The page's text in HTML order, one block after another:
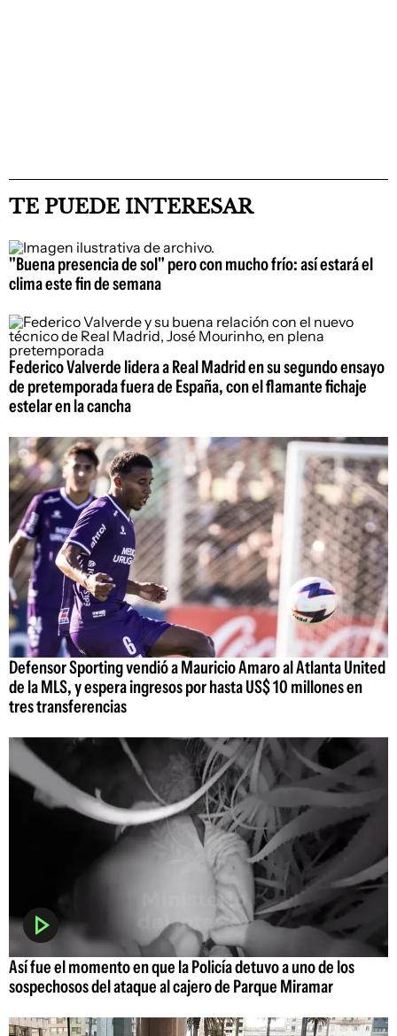
TE PUEDE INTERESAR
"Buena presencia de sol" pero con mucho frío: así estará el
clima este fin de semana
Federico Valverde lidera a Real Madrid en su segundo ensayo
de pretemporada fuera de España, con el flamante fichaje
estelar en la cancha
Defensor Sporting vendió a Mauricio Amaro al Atlanta United
de la MLS, y espera ingresos por hasta US$ 10 millones en
tres transferencias
Así fue el momento en que la Policía detuvo a uno de los
sospechosos del ataque al cajero de Parque Miramar